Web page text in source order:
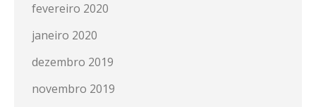
fevereiro 2020
janeiro 2020
dezembro 2019
novembro 2019